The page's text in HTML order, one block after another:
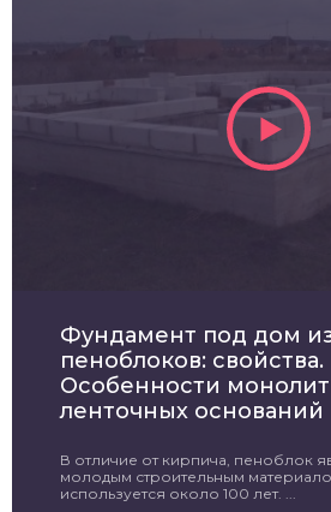
Фундамент под дом
пеноблоков: свойства.
Особенности
ленточных оснований
В отличие от кирпича, пеноблок
молодым строительным
используется около 100 лет. ...